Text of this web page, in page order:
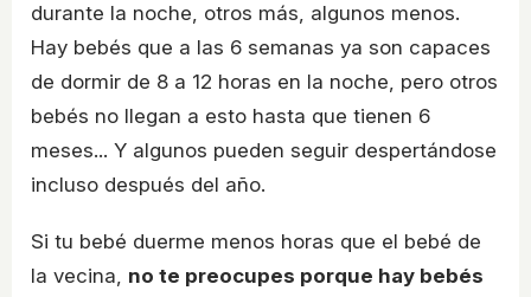
durante la noche, otros más, algunos menos.
Hay bebés que a las 6 semanas ya son capaces
de dormir de 8 a 12 horas en la noche, pero otros
bebés no llegan a esto hasta que tienen 6
meses... Y algunos pueden seguir despertándose
incluso después del año.
Si tu bebé duerme menos horas que el bebé de
la vecina, no te preocupes porque hay bebés